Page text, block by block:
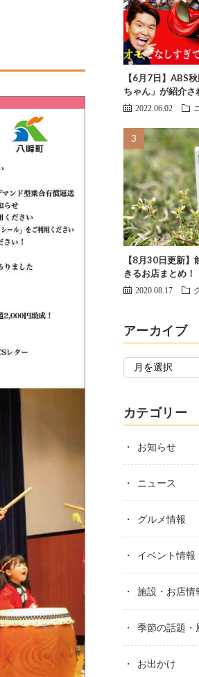
【6月7日】ABS
ちゃん」が紹介さ
2022.06.02
【8月30日更新
きるお店まとめ！
2020.08.17
アーカイブ
カテゴリー
お知らせ
ニュース
グルメ情報
イベント情報
施設・お店情
季節の話題・
お出かけ